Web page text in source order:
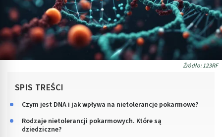
Źródło: 123RF
SPIS TREŚCI
Czym jest DNA i jak wpływa na nietolerancje pokarmowe?
Rodzaje nietolerancji pokarmowych. Które są
dziedziczne?